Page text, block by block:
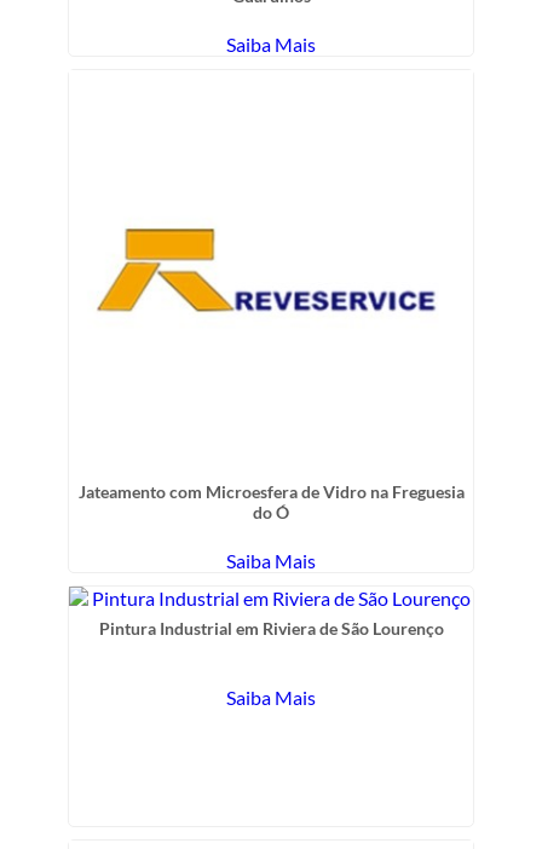
Saiba Mais
Jateamento com Microesfera de Vidro na Freguesia
do Ó
Saiba Mais
Pintura Industrial em Riviera de São Lourenço
Saiba Mais